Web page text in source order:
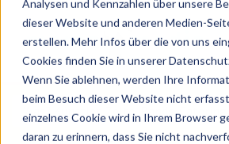
Analysen und Kennzahlen über unsere
dieser Website und anderen Medien-
erstellen. Mehr Infos über die von uns
Cookies finden Sie in unserer
Wenn Sie ablehnen, werden Ihre
beim Besuch dieser Website nicht
einzelnes Cookie wird in Ihrem Browser
daran zu erinnern, dass Sie nicht
Was?